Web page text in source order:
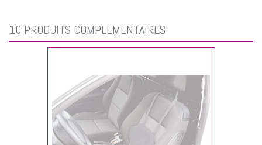
10 PRODUITS COMPLÉMENTAIRES